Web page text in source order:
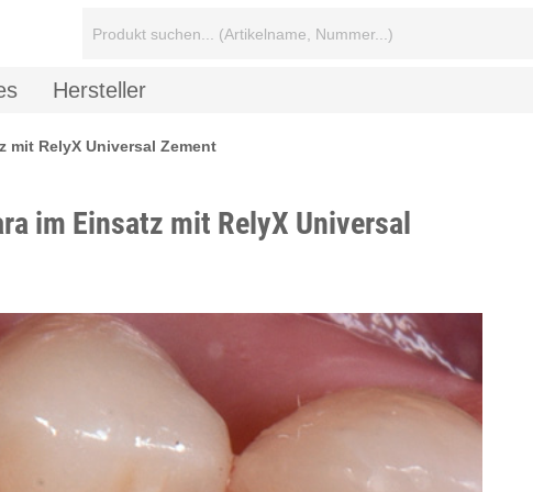
Hersteller
mit RelyX Universal Zement
im Einsatz mit RelyX Universal